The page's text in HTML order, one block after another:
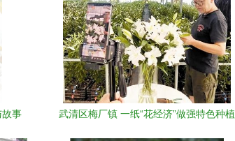
故事
武清区梅厂镇 一纸“花经济”做强特色种植